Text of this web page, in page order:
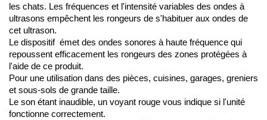
les chats. Les fréquences et l'intensité variables des ondes à
ultrasons empêchent les rongeurs de s'habituer aux ondes de
cet ultrason.
Le dispositif  émet des ondes sonores à haute fréquence qui
repoussent efficacement les rongeurs des zones protégées à
l'aide de ce produit.
Pour une utilisation dans des pièces, cuisines, garages, greniers
et sous-sols de grande taille.
Le son étant inaudible, un voyant rouge vous indique si l'unité
fonctionne correctement.